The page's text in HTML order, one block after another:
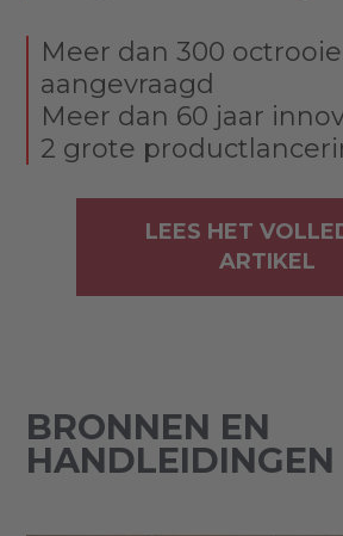
Meer dan 300
aangevraagd
Meer dan 60 jaar
2 grote
LEES HET
ARTIKEL
BRONNEN EN
HANDLEIDINGEN